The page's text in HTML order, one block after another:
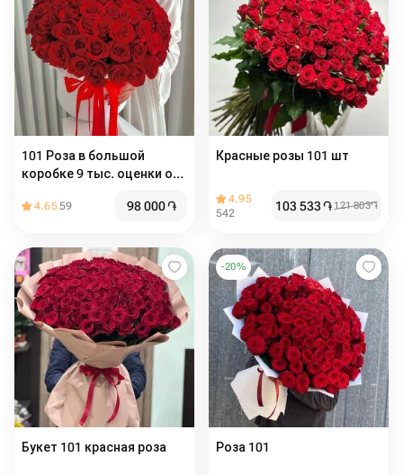
101 Роза в большой
коробке 9 тыс. оценки о
4.6559 98 000֏
Красные розы 101 шт
4.95
542
103 533֏ 121 803֏
Букет 101 красная роза
-20%
Роза 101